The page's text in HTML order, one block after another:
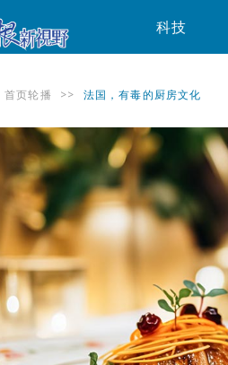
科技
首页轮播 >> 法国，有毒的厨房文化